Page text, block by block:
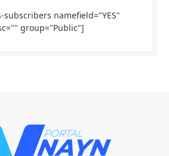
subscribers namefield="YES"
group="Public"]